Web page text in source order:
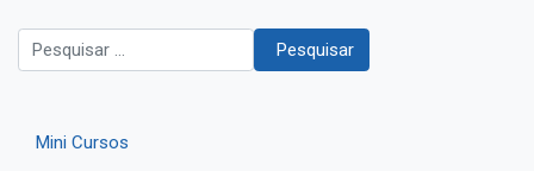
Pesquisar Pesquisar
Mini Cursos